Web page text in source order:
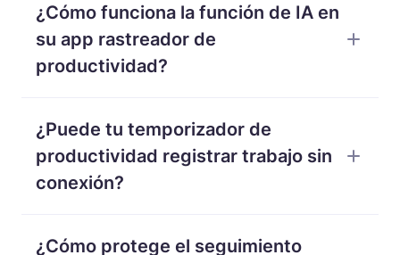
¿Cómo funciona la función de IA en
su app rastreador de
productividad?
IA agente para analizar patrones de trabajo,
detectar irregularidades y generar
recomendaciones personalizadas. El asistente IA
puede responder preguntas específicas sobre datos
personalizados para ayudar a los gestores a
¿Puede tu temporizador de
productividad registrar trabajo sin
conexión?
puede funcionar offline. Necesitas iniciar el
¿Cómo protege el seguimiento